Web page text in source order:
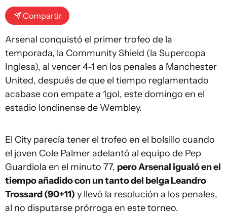
Compartir
Arsenal conquistó el primer trofeo de la
temporada, la Community Shield (la Supercopa
Inglesa), al vencer 4-1 en los penales a Manchester
United, después de que el tiempo reglamentado
acabase con empate a 1gol, este domingo en el
estadio londinense de Wembley.
El City parecía tener el trofeo en el bolsillo cuando
el joven Cole Palmer adelantó al equipo de Pep
Guardiola en el minuto 77, pero Arsenal igualó en el
tiempo añadido con un tanto del belga Leandro
Trossard (90+11) y llevó la resolución a los penales,
al no disputarse prórroga en este torneo.